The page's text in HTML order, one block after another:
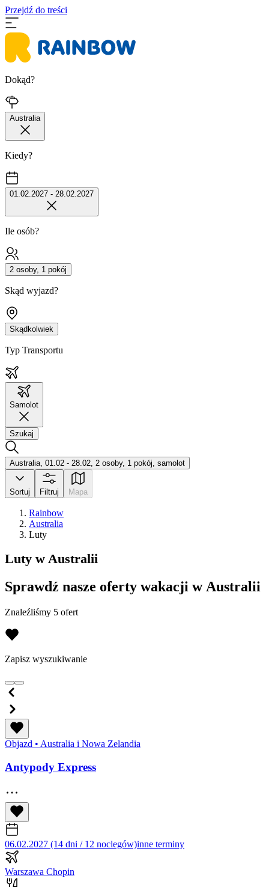
Przejdź do treści
Dokąd?
Australia
Kiedy?
01.02.2027 - 28.02.2027
Ile osób?
2 osoby, 1 pokój
Skąd wyjazd?
Skądkolwiek
Typ Transportu
Samolot
Szukaj
Australia, 01.02 - 28.02, 2 osoby, 1 pokój, samolot
Sortuj Filtruj Mapa
Rainbow
Australia
Luty
Luty w Australii
Sprawdź nasze oferty wakacji w Australii
Znaleźliśmy 5 ofert
Zapisz wyszukiwanie
Objazd • Australia i Nowa Zelandia
Antypody Express
06.02.2027 (14 dni / 12 noclegów)inne terminy
Warszawa Chopin